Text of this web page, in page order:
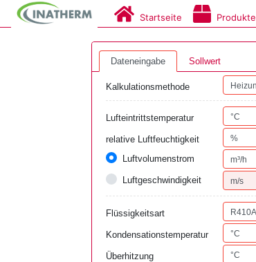
Startseite Produkte
Dateneingabe Sollwert
Kalkulationsmethode
Lufteintrittstemperatur
relative Luftfeuchtigkeit
Luftvolumenstrom
Luftgeschwindigkeit
Flüssigkeitsart
Kondensationstemperatur
Überhitzung